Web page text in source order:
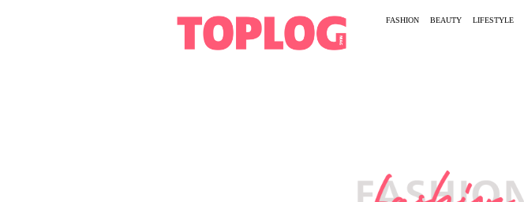
FASHION BEAUTY LIFESTYLE